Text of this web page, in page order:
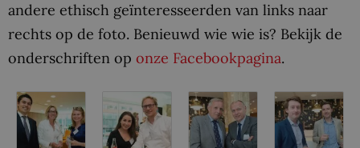
andere ethisch geïnteresseerden van links naar
rechts op de foto. Benieuwd wie wie is? Bekijk de
onderschriften op onze Facebookpagina.